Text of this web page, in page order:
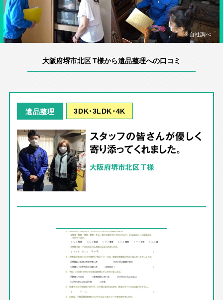
※自社調べ
大阪府堺市北区 T様から遺品整理への口コミ
遺品整理 3DK･3LDK･4K
スタッフの皆さんが優しく
寄り添ってくれました。
大阪府堺市北区 T様